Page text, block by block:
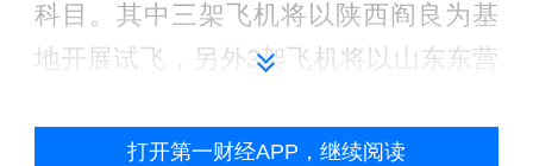
科目。其中三架飞机将以陕西阎良为基
地开展试飞，另外3架飞机将以山东东营
到其他机场进行特定科目试飞。如
打开第一财经APP，继续阅读